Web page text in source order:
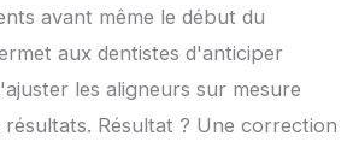
avant même le début du
aux dentistes d'anticiper
les aligneurs sur mesure
Résultat ? Une correction